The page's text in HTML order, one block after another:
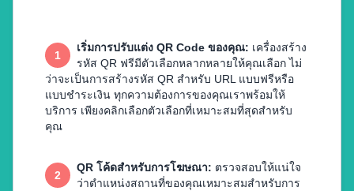
1
เริ่มการปรับแต่ง QR Code ของคุณ: เครื่องสร้าง
รหัส QR ฟรีมีตัวเลือกหลากหลายให้คุณเลือก ไม่
ว่าจะเป็นการสร้างรหัส QR สำหรับ URL แบบฟรีหรือ
แบบชำระเงิน ทุกความต้องการของคุณเราพร้อมให้
บริการ เพียงคลิกเลือกตัวเลือกที่เหมาะสมที่สุดสำหรับ
คุณ
2
QR โค้ดสำหรับการโฆษณา: ตรวจสอบให้แน่ใจ
ว่าตำแหน่งสถานที่ของคุณเหมาะสมสำหรับการ